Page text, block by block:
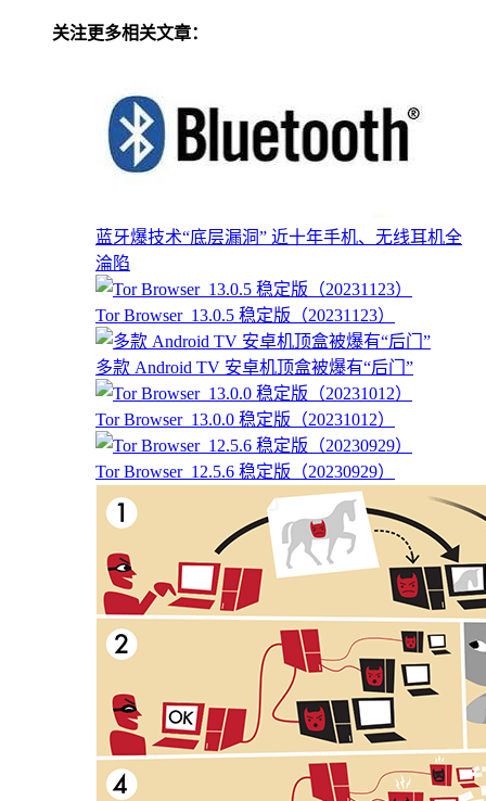
关注更多相关文章：
蓝牙爆技术“底层漏洞” 近十年手机、无线耳机全
淪陷
Tor Browser_13.0.5 稳定版（20231123）
多款 Android TV 安卓机顶盒被爆有“后门”
Tor Browser_13.0.0 稳定版（20231012）
Tor Browser_12.5.6 稳定版（20230929）